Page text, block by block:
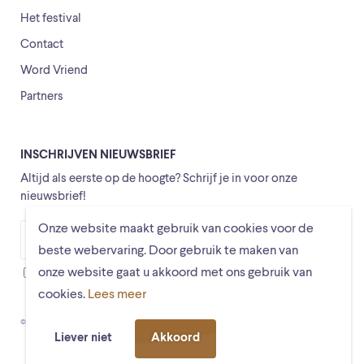
Onze website maakt gebruik van cookies voor de
beste webervaring. Door gebruik te maken van
onze website gaat u akkoord met ons gebruik van
cookies. Lees meer
Liever niet Akkoord
Het festival
Contact
Word Vriend
Partners
INSCHRIJVEN NIEUWSBRIEF
Altijd als eerste op de hoogte? Schrijf je in voor onze
nieuwsbrief!
Ik ga ermee akkoord dat mijn gegevens worden opgeslagen
© Schiermonnikoogfestival 2026 Voorwaarden